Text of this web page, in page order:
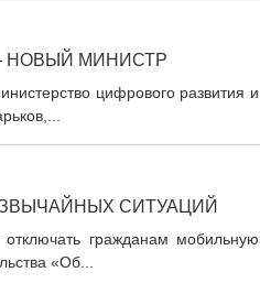
НОВЫЙ МИНИСТР
цифрового развития и
СИТУАЦИЙ
гражданам мобильную
«Об...